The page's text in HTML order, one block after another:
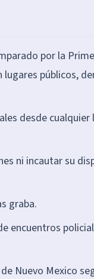
por la
públicos,
desde cualquier
ni incautar su
graba.
encuentros
Nuevo Mexico